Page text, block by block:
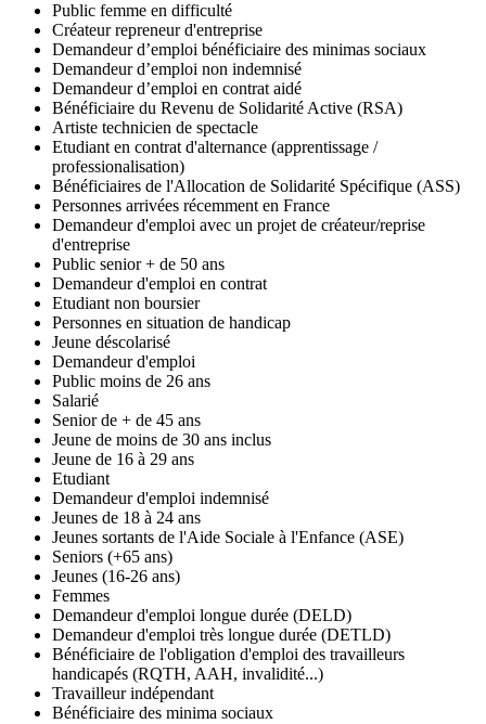
Public femme en difficulté
Créateur repreneur d'entreprise
Demandeur d’emploi bénéficiaire des minimas sociaux
Demandeur d’emploi non indemnisé
Demandeur d’emploi en contrat aidé
Bénéficiaire du Revenu de Solidarité Active (RSA)
Artiste technicien de spectacle
Etudiant en contrat d'alternance (apprentissage /
professionalisation)
Bénéficiaires de l'Allocation de Solidarité Spécifique (ASS)
Personnes arrivées récemment en France
Demandeur d'emploi avec un projet de créateur/reprise
d'entreprise
Public senior + de 50 ans
Demandeur d'emploi en contrat
Etudiant non boursier
Personnes en situation de handicap
Jeune déscolarisé
Demandeur d'emploi
Public moins de 26 ans
Salarié
Senior de + de 45 ans
Jeune de moins de 30 ans inclus
Jeune de 16 à 29 ans
Etudiant
Demandeur d'emploi indemnisé
Jeunes de 18 à 24 ans
Jeunes sortants de l'Aide Sociale à l'Enfance (ASE)
Seniors (+65 ans)
Jeunes (16-26 ans)
Femmes
Demandeur d'emploi longue durée (DELD)
Demandeur d'emploi très longue durée (DETLD)
Bénéficiaire de l'obligation d'emploi des travailleurs
handicapés (RQTH, AAH, invalidité...)
Travailleur indépendant
Bénéficiaire des minima sociaux